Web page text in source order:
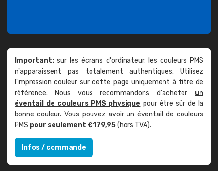
Important: sur les écrans d'ordinateur, les couleurs PMS
n'apparaissent pas totalement authentiques. Utilisez
l'impression couleur sur cette page uniquement à titre de
référence. Nous vous recommandons d'acheter un
éventail de couleurs PMS physique pour être sûr de la
bonne couleur. Vous pouvez avoir un éventail de couleurs
PMS pour seulement €179,95(hors TVA).
Infos / commande